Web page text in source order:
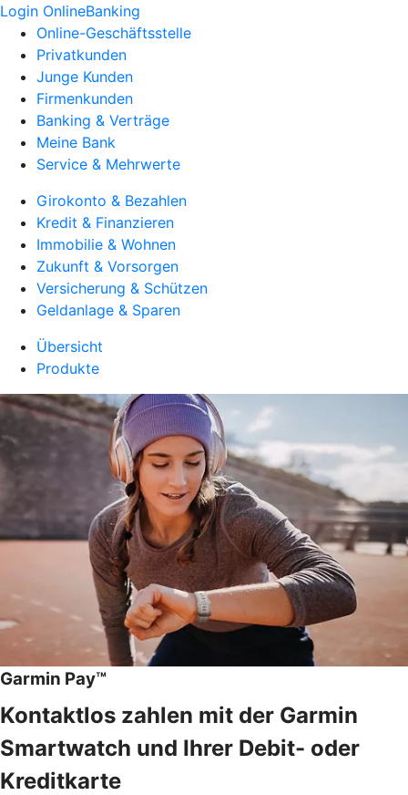
Login OnlineBanking
Online-Geschäftsstelle
Privatkunden
Junge Kunden
Firmenkunden
Banking & Verträge
Meine Bank
Service & Mehrwerte
Girokonto & Bezahlen
Kredit & Finanzieren
Immobilie & Wohnen
Zukunft & Vorsorgen
Versicherung & Schützen
Geldanlage & Sparen
Übersicht
Produkte
Garmin Pay™
Kontaktlos zahlen mit der Garmin
Smartwatch und Ihrer Debit- oder
Kreditkarte